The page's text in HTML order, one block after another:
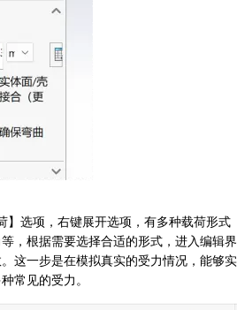
】选项，右键展开选项，有多种载荷形式
，根据需要选择合适的形式，进入编辑界
这一步是在模拟真实的受力情况，能够实
常见的受力。